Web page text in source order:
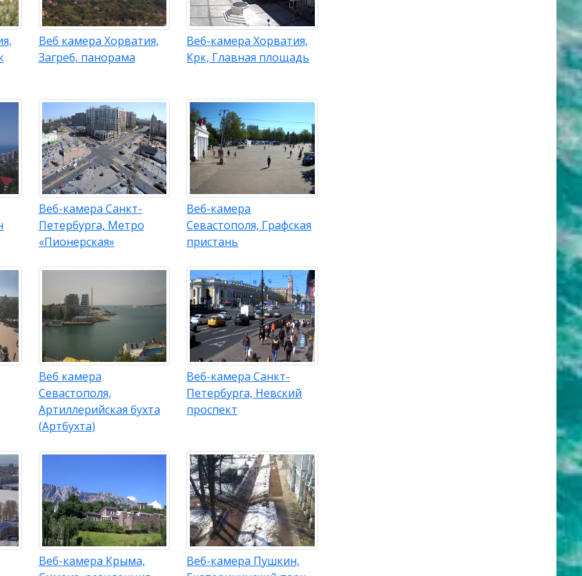
Веб камера Хорватия,
Загреб, панорама
Веб-камера Хорватия,
Крк, Главная площадь
Веб-камера Санкт-
Петербурга, Метро
«Пионерская»
Веб-камера
Севастополя, Графская
пристань
Веб камера
Севастополя,
Артиллерийская бухта
(Артбухта)
Веб-камера Санкт-
Петербурга, Невский
проспект
Веб-камера Крыма,
Веб-камера Пушкин,